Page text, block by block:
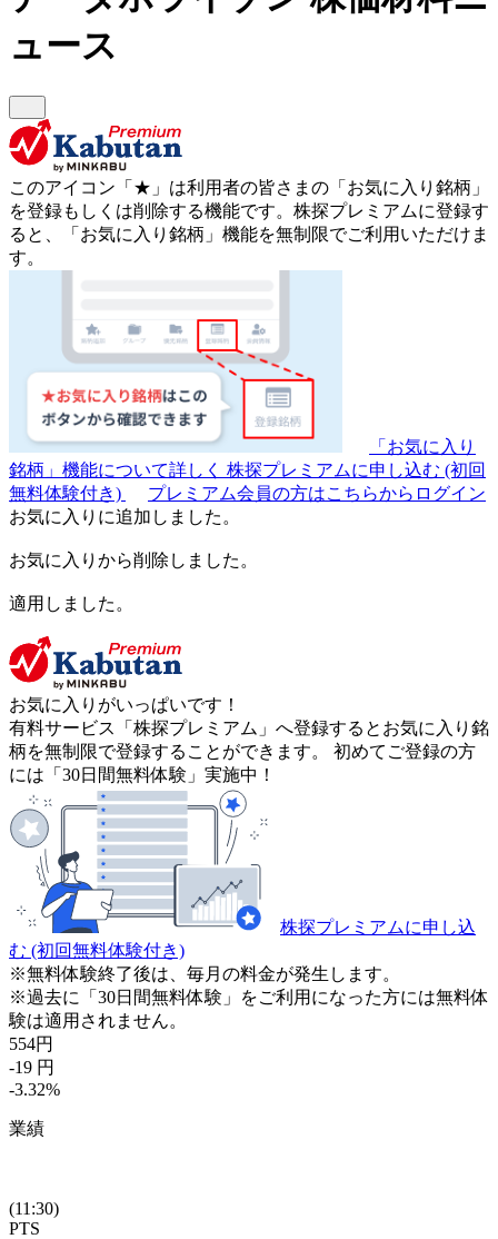
ュース
このアイコン 「★」 は利用者の皆さまの 「お気に入り銘柄」
を登録もしくは削除する機能です。 株探プレミアムに登録す
ると、「お気に入り銘柄」機能を無制限でご利用いただけま
す。
「お気に入り
銘柄」機能について詳しく 株探プレミアムに申し込む (初回
無料体験付き)
プレミアム会員の方はこちらからログイン
お気に入りに追加しました。
お気に入りから削除しました。
適用しました。
お気に入りがいっぱいです！
有料サービス「株探プレミアム」へ登録するとお気に入り銘
柄を無制限で登録することができます。 初めてご登録の方
には「30日間無料体験」実施中！
株探プレミアムに申し込
む (初回無料体験付き)
※無料体験終了後は、毎月の料金が発生します。
※過去に「30日間無料体験」をご利用になった方には無料体
験は適用されません。
554円
-19 円
-3.32%
業績
(11:30)
PTS